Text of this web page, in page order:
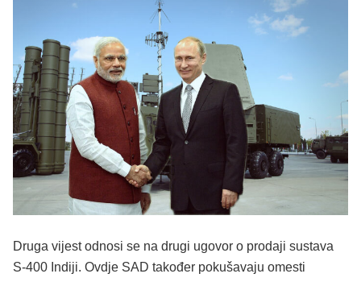
Druga vijest odnosi se na drugi ugovor o prodaji sustava
S-400 Indiji. Ovdje SAD također pokušavaju omesti